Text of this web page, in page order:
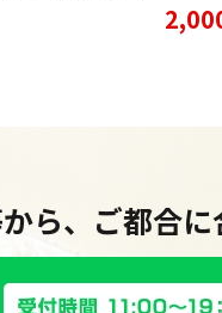
ら、ご都合